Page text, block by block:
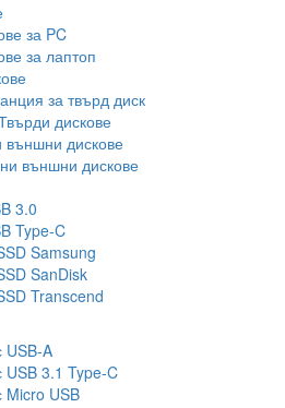
за PC
за лаптоп
за твърд диск
дискове
външни дискове
външни дискове
3.0
Type-C
Samsung
SanDisk
Transcend
A
3.1 Type-C
USB